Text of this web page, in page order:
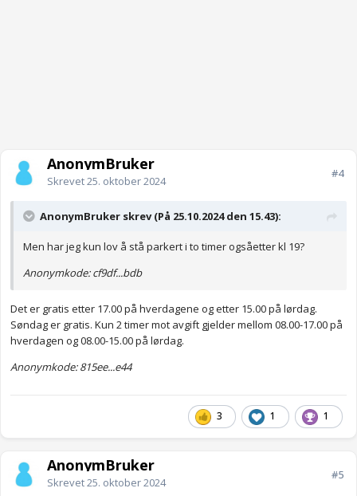
AnonymBruker
Skrevet25. oktober 2024
#4
AnonymBruker skrev (På 25.10.2024 den 15.43):
Men har jeg kun lov å stå parkert i to timer ogsåetter kl 19?
Anonymkode: cf9df...bdb
Det er gratis etter 17.00 på hverdagene og etter 15.00 på lørdag.
Søndag er gratis. Kun 2 timer mot avgift gjelder mellom 08.00-17.00 på
hverdagen og 08.00-15.00 på lørdag.
Anonymkode: 815ee...e44
3 1 1
AnonymBruker
Skrevet25. oktober 2024
#5